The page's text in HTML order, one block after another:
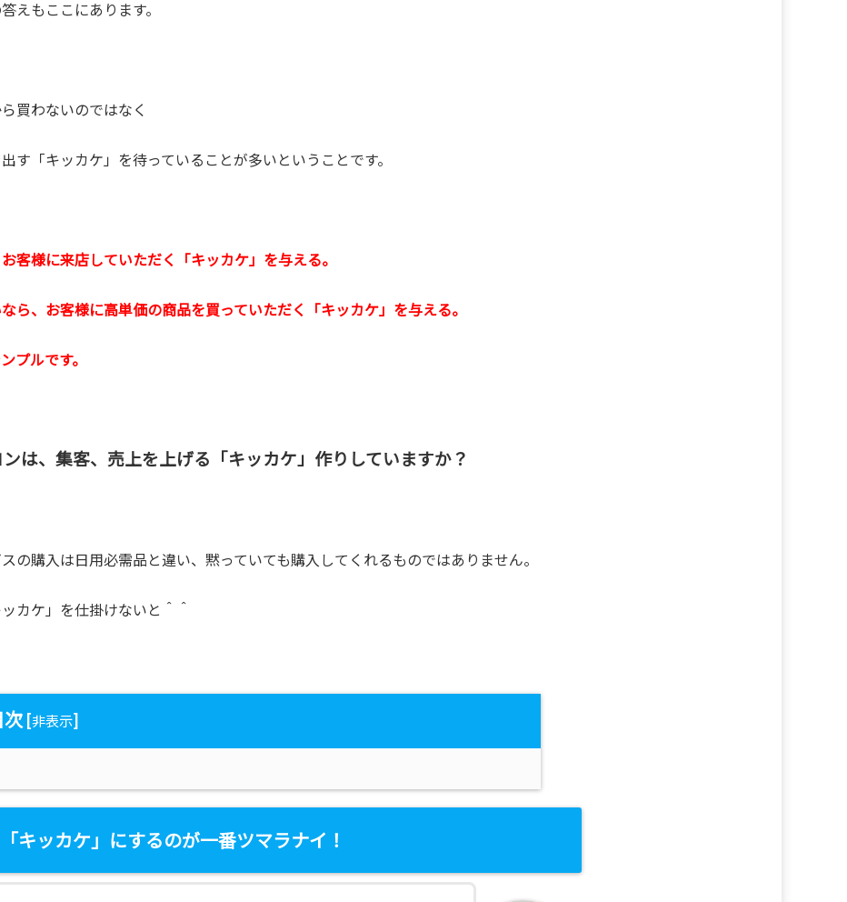
えもここにあります。
買わないのではなく
す「キッカケ」を待っていることが多いということです。
客様に来店していただく「キッカケ」を与える。
ら、お客様に高単価の商品を買っていただく「キッカケ」を与える。
プルです。
は、集客、売上を上げる「キッカケ」作りしていますか？
の購入は日用必需品と違い、黙っていても購入してくれるものではありません。
カケ」を仕掛けないと＾＾
次 [非表示]
キッカケ」にするのが一番ツマラナイ！